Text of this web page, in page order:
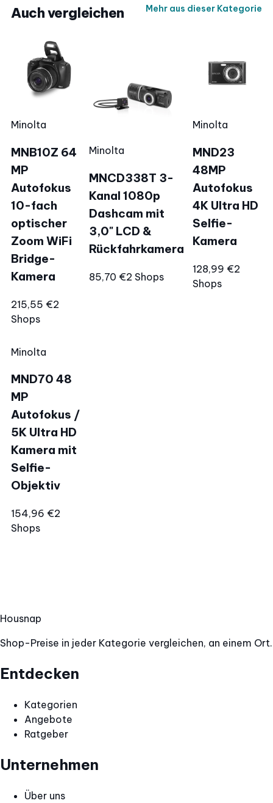
Auch vergleichen Mehr aus dieser Kategorie
Minolta
MNB10Z 64
MP
Autofokus
10-fach
optischer
Zoom WiFi
Bridge-
Kamera
215,55 €2
Shops
Minolta
MNCD338T 3-
Kanal 1080p
Dashcam mit
3,0" LCD &
Rückfahrkamera
85,70 €2 Shops
Minolta
MND23
48MP
Autofokus
4K Ultra HD
Selfie-
Kamera
128,99 €2
Shops
Minolta
MND70 48
MP
Autofokus /
Kamera mit
Selfie-
Shop-Preise in jeder Kategorie vergleichen, an einem Ort.
Entdecken
Angebote